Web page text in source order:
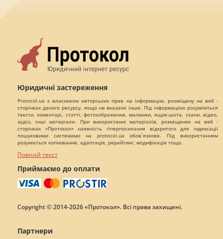
Юридичні застереження
Protocol.ua є власником авторських прав на інформацію, розміщену на веб -
сторінках даного ресурсу, якщо не вказано інше. Під інформацією розуміються
тексти, коментарі, статті, фотозображення, малюнки, ящик-шота, скани, відео,
аудіо, інші матеріали. При використанні матеріалів, розміщених на веб -
сторінках «Протокол» наявність гіперпосилання відкритого для індексації
пошуковими системами на protocol.ua обов`язкове. Під використанням
розуміється копіювання, адаптація, рерайтинг, модифікація тощо.
Повний текст
Приймаємо до оплати
Copyright © 2014-2026 «Протокол». Всі права захищені.
Партнери